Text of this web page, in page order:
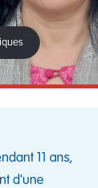
11 ans,
d'une